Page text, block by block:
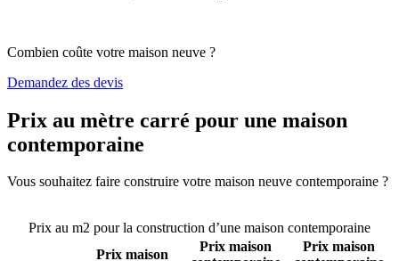
Combien coûte votre maison neuve ?
Demandez des devis
Prix au mètre carré pour une maison
contemporaine
Vous souhaitez faire construire votre maison neuve contemporaine ?
Prix au m2 pour la construction d’une maison contemporaine
Prix maison
Prix maison
Prix maison